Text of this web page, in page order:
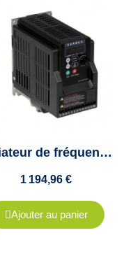
Variateur de fréquence Teco - 11Kw - triphasé - 25A - E510-415-H3F
1 194,96 €
Ajouter au panier